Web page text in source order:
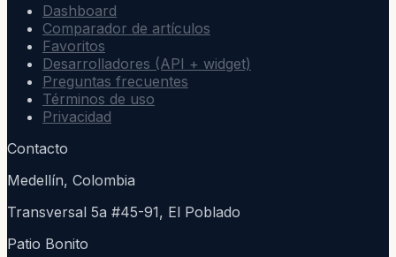
Dashboard
Comparador de artículos
Favoritos
Desarrolladores (API + widget)
Preguntas frecuentes
Términos de uso
Privacidad
Contacto
Medellín, Colombia
Transversal 5a #45-91, El Poblado
Patio Bonito